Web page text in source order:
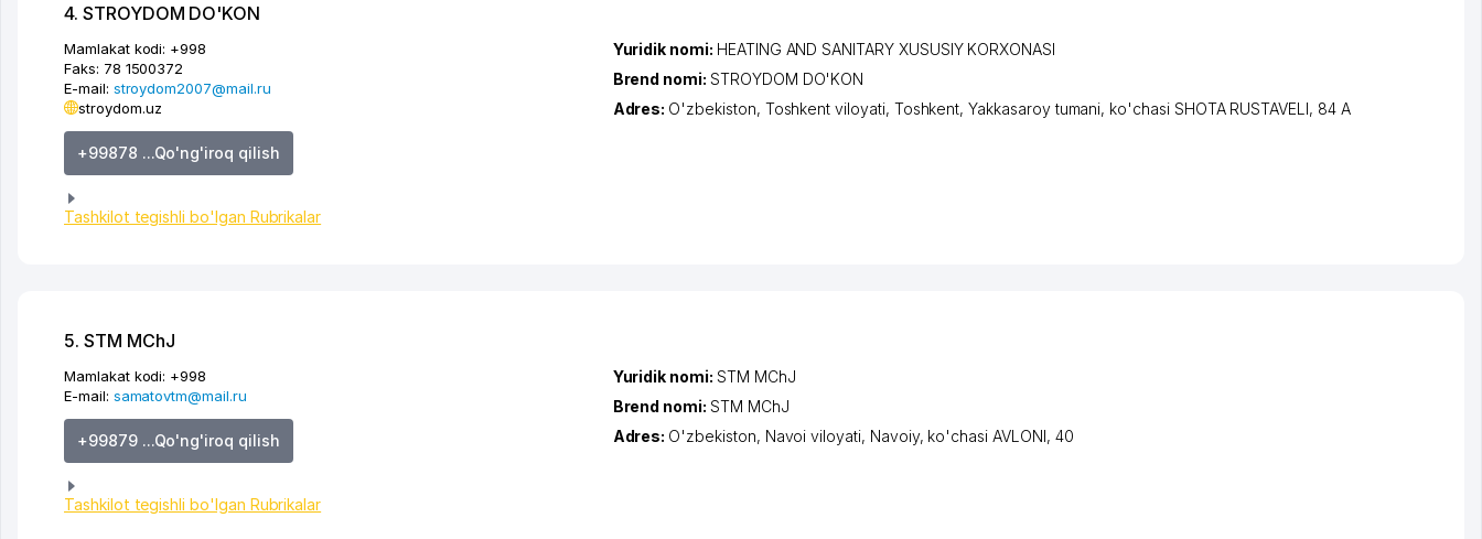
4. STROYDOM DO'KON
Mamlakat kodi: +998
Faks: 78 1500372
E-mail: stroydom2007@mail.ru
stroydom.uz
+99878 ...Qo'ng'iroq qilish
Tashkilot tegishli bo'lgan Rubrikalar
Yuridik nomi: HEATING AND SANITARY XUSUSIY KORXONASI
Brend nomi: STROYDOM DO'KON
Adres: O'zbekiston, Toshkent viloyati, Toshkent,Yakkasaroy tumani, ko'chasi SHOTA RUSTAVELI, 84 A
5. STM MChJ
Mamlakat kodi: +998
E-mail: samatovtm@mail.ru
+99879 ...Qo'ng'iroq qilish
Tashkilot tegishli bo'lgan Rubrikalar
Yuridik nomi: STM MChJ
Brend nomi: STM MChJ
Adres: O'zbekiston, Navoi viloyati, Navoiy, ko'chasi AVLONI, 40